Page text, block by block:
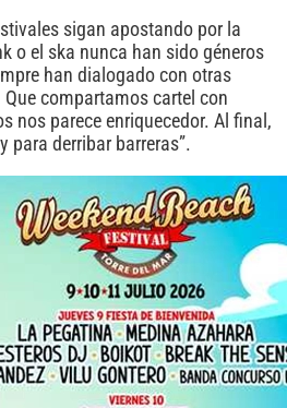
sigan apostando por la
o el ska nunca han sido géneros
han dialogado con otras
compartamos cartel con
nos parece enriquecedor. Al final,
para derribar barreras”.